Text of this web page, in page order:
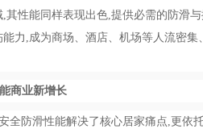
其性能同样表现出色,提供必需的防滑
力,成为商场、酒店、机场等人流密集
商业新增长
全防滑性能解决了核心居家痛点,更依